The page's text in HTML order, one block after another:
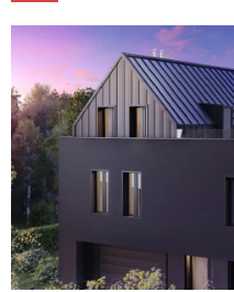
0,0
z
5
hviezdičiek.